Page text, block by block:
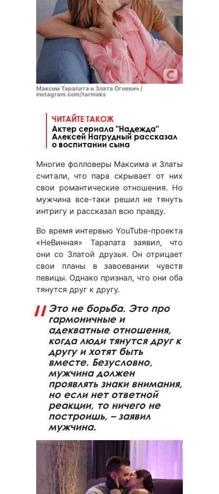
Максим Тарапата и Злата Огневич /
instagram.com/tarmaks
ЧИТАЙТЕ ТАКОЖ
Актер сериала "Надежда"
Алексей Нагрудный рассказал
о воспитании сына
Многие фолловеры Максима и Златы
считали, что пара скрывает от них
свои романтические отношения. Но
мужчина все-таки решил не тянуть
интригу и рассказал всю правду.
Во время интервью YouTube-проекта
«НеВинная» Тарапата заявил, что
они со Златой друзья. Он отрицает
свои планы в завоевании чувств
певицы. Однако признал, что они оба
тянутся друг к другу.
Это не борьба. Это про
гармоничные и
адекватные отношения,
когда люди тянутся друг к
другу и хотят быть
вместе. Безусловно,
мужчина должен
проявлять знаки внимания,
но если нет ответной
реакции, то ничего не
построишь, – заявил
мужчина.